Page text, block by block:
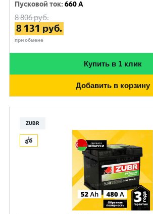
Пусковой ток:660 A
8 806руб.
8 131 руб.
при обмене
Купить в 1 клик
Добавить в корзину
ZUBR